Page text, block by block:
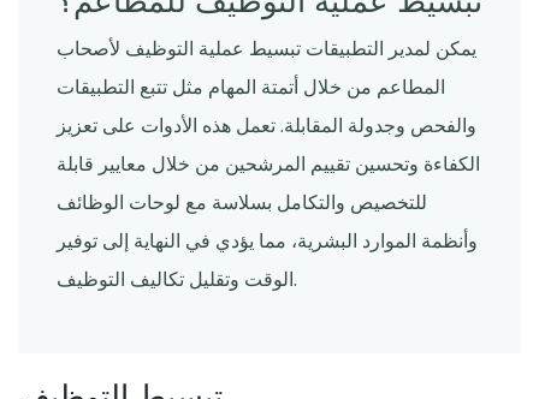
يمكن لمدير التطبيقات تبسيط عملية التوظيف لأصحاب
المطاعم من خلال أتمتة المهام مثل تتبع التطبيقات
والفحص وجدولة المقابلة. تعمل هذه الأدوات على تعزيز
الكفاءة وتحسين تقييم المرشحين من خلال معايير قابلة
للتخصيص والتكامل بسلاسة مع لوحات الوظائف
وأنظمة الموارد البشرية، مما يؤدي في النهاية إلى توفير
الوقت وتقليل تكاليف التوظيف.